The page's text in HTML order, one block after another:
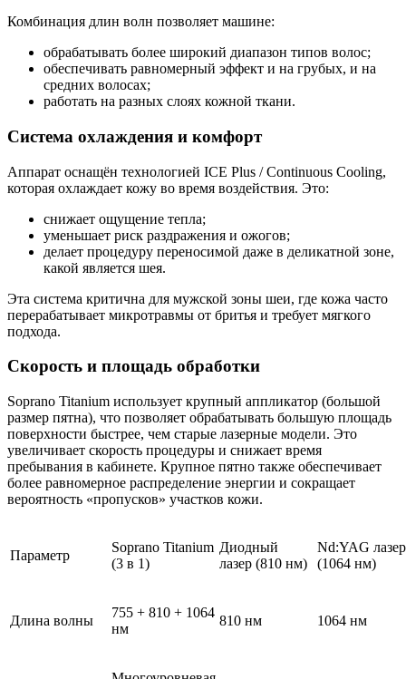
Комбинация длин волн позволяет машине:
обрабатывать более широкий диапазон типов волос;
обеспечивать равномерный эффект и на грубых, и на
средних волосах;
работать на разных слоях кожной ткани.
Система охлаждения и комфорт
Аппарат оснащён технологией ICE Plus / Continuous Cooling,
которая охлаждает кожу во время воздействия. Это:
снижает ощущение тепла;
уменьшает риск раздражения и ожогов;
делает процедуру переносимой даже в деликатной зоне,
какой является шея.
Эта система критична для мужской зоны шеи, где кожа часто
перерабатывает микротравмы от бритья и требует мягкого
подхода.
Скорость и площадь обработки
Soprano Titanium использует крупный аппликатор (большой
размер пятна), что позволяет обрабатывать большую площадь
поверхности быстрее, чем старые лазерные модели. Это
увеличивает скорость процедуры и снижает время
пребывания в кабинете. Крупное пятно также обеспечивает
более равномерное распределение энергии и сокращает
вероятность «пропусков» участков кожи.
Параметр
Soprano Titanium
(3 в 1)
Диодный
лазер (810 нм)
Nd:YAG лазер
(1064 нм)
Длина волны
755 + 810 + 1064
нм
810 нм 1064 нм